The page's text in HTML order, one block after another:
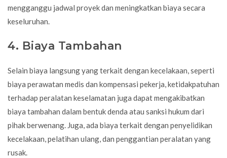
mengganggu jadwal proyek dan meningkatkan biaya secara
keseluruhan.
4. Biaya Tambahan
Selain biaya langsung yang terkait dengan kecelakaan, seperti
biaya perawatan medis dan kompensasi pekerja, ketidakpatuhan
terhadap peralatan keselamatan juga dapat mengakibatkan
biaya tambahan dalam bentuk denda atau sanksi hukum dari
pihak berwenang. Juga, ada biaya terkait dengan penyelidikan
kecelakaan, pelatihan ulang, dan penggantian peralatan yang
rusak.